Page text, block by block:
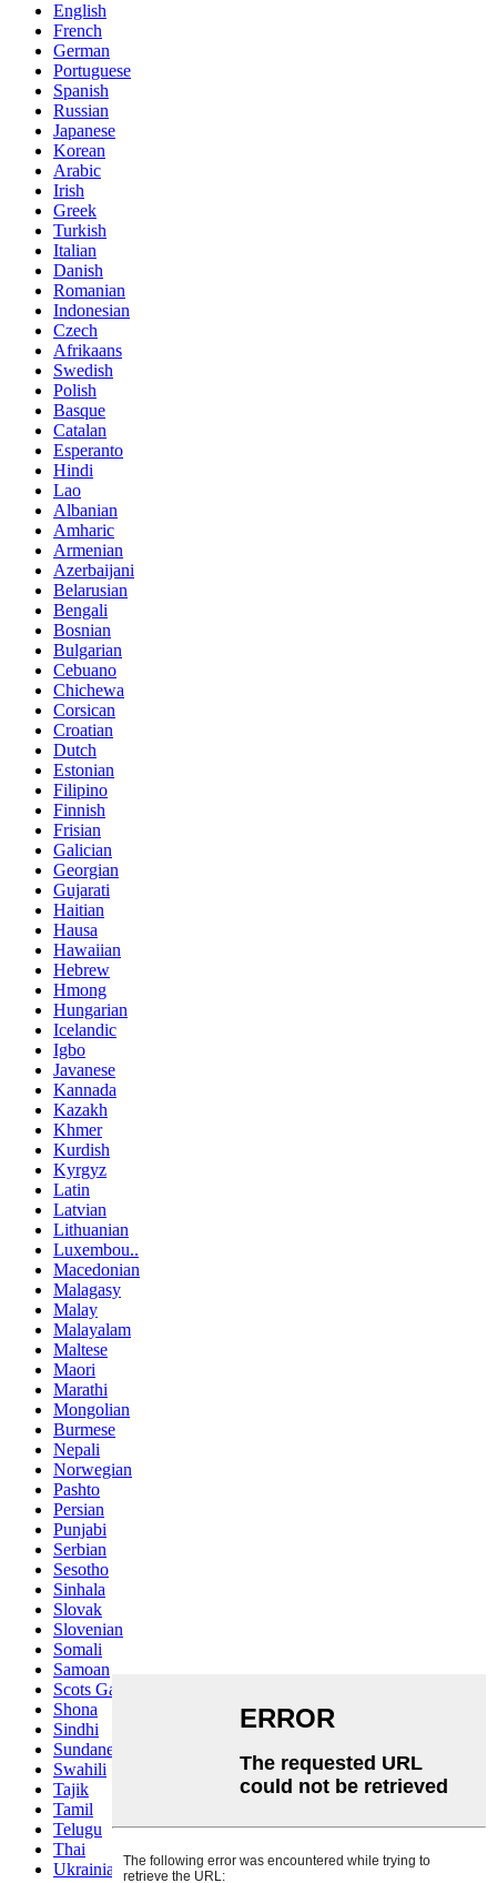
English
French
German
Portuguese
Spanish
Russian
Japanese
Korean
Arabic
Irish
Greek
Turkish
Italian
Danish
Romanian
Indonesian
Czech
Afrikaans
Swedish
Polish
Basque
Catalan
Esperanto
Hindi
Lao
Albanian
Amharic
Armenian
Azerbaijani
Belarusian
Bengali
Bosnian
Bulgarian
Cebuano
Chichewa
Corsican
Croatian
Dutch
Estonian
Filipino
Finnish
Frisian
Galician
Georgian
Gujarati
Haitian
Hausa
Hawaiian
Hebrew
Hmong
Hungarian
Icelandic
Igbo
Javanese
Kannada
Kazakh
Khmer
Kurdish
Kyrgyz
Latin
Latvian
Lithuanian
Luxembou..
Macedonian
Malagasy
Malay
Malayalam
Maltese
Maori
Marathi
Mongolian
Burmese
Nepali
Norwegian
Pashto
Persian
Punjabi
Serbian
Sesotho
Sinhala
Slovak
Slovenian
Somali
Samoan
Scots Gaelic
Shona
Sindhi
Sundanese
Swahili
Tajik
Tamil
Telugu
Thai
Ukrainian